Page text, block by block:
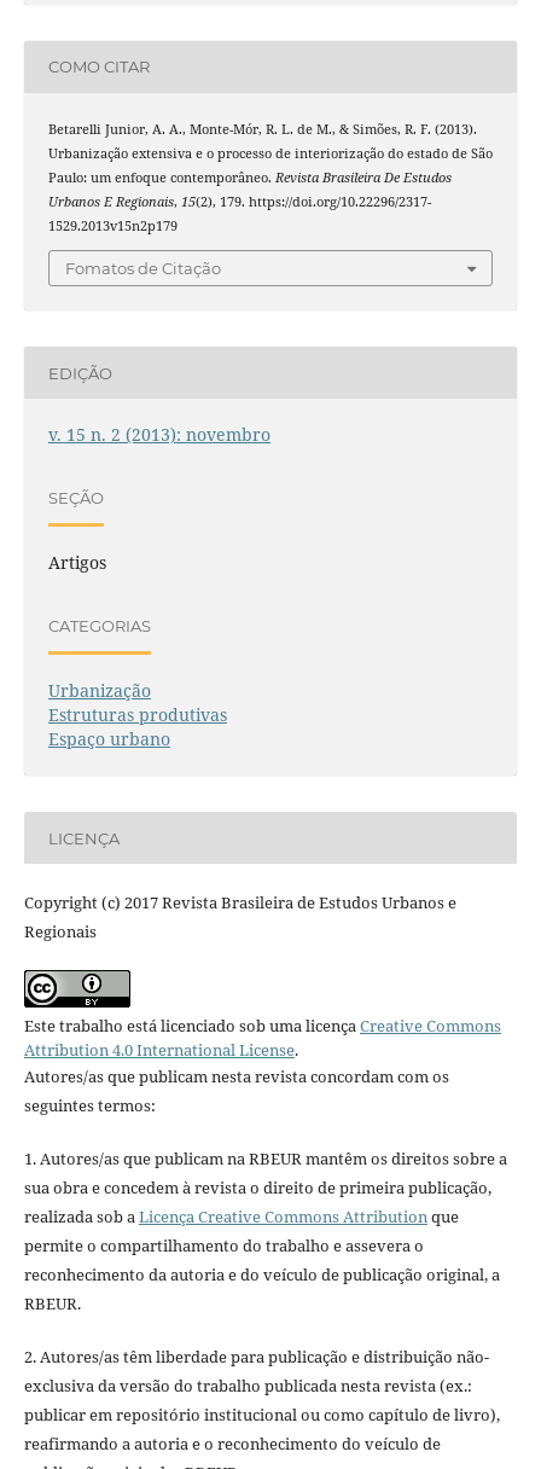
COMO CITAR
Betarelli Junior, A. A., Monte-Mór, R. L. de M., & Simões, R. F. (2013).
Urbanização extensiva e o processo de interiorização do estado de São
Paulo: um enfoque contemporâneo. Revista Brasileira De Estudos
Urbanos E Regionais, 15(2), 179. https://doi.org/10.22296/2317-
1529.2013v15n2p179
Fomatos de Citação
EDIÇÃO
v. 15 n. 2 (2013): novembro
SEÇÃO
Artigos
CATEGORIAS
Urbanização
Estruturas produtivas
Espaço urbano
LICENÇA
Copyright (c) 2017 Revista Brasileira de Estudos Urbanos e
Regionais
Este trabalho está licenciado sob uma licençaCreative Commons
Attribution 4.0 International License.
Autores/as que publicam nesta revista concordam com os
seguintes termos:
1. Autores/as que publicam na RBEUR mantêm os direitos sobre a
sua obra e concedem à revista o direito de primeira publicação,
realizada sob aLicença Creative Commons Attributionque
permite o compartilhamento do trabalho e assevera o
reconhecimento da autoria e do veículo de publicação original, a
RBEUR.
2. Autores/as têm liberdade para publicação e distribuição não-
exclusiva da versão do trabalho publicada nesta revista (ex.:
publicar em repositório institucional ou como capítulo de livro),
reafirmando a autoria e o reconhecimento do veículo de